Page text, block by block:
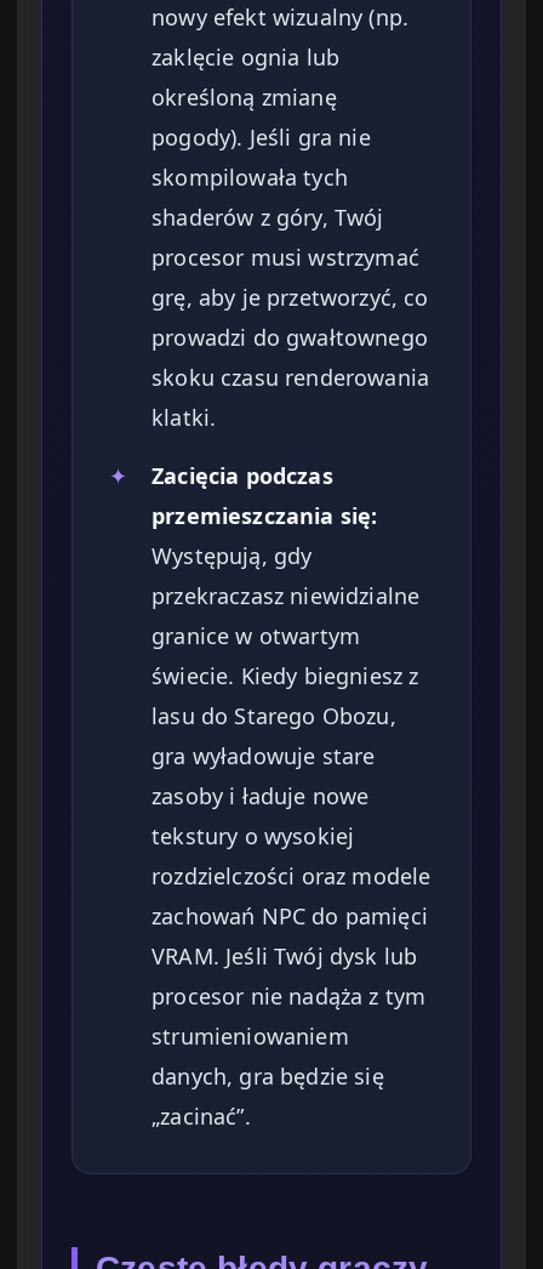
nowy efekt wizualny (np.
zaklęcie ognia lub
określoną zmianę
pogody). Jeśli gra nie
skompilowała tych
shaderów z góry, Twój
procesor musi wstrzymać
grę, aby je przetworzyć, co
prowadzi do gwałtownego
skoku czasu renderowania
klatki.
✦
Zacięcia podczas
przemieszczania się:
Występują, gdy
przekraczasz niewidzialne
granice w otwartym
świecie. Kiedy biegniesz z
lasu do Starego Obozu,
gra wyładowuje stare
zasoby i ładuje nowe
tekstury o wysokiej
rozdzielczości oraz modele
zachowań NPC do pamięci
VRAM. Jeśli Twój dysk lub
procesor nie nadąża z tym
strumieniowaniem
danych, gra będzie się
„zacinać”.